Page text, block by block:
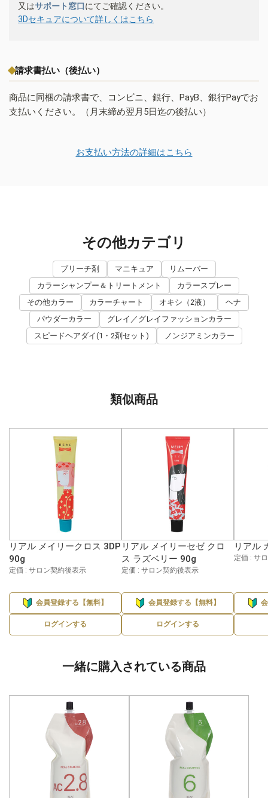
又はサポート窓口にてご確認ください。
3Dセキュアについて詳しくはこちら
請求書払い（後払い）
商品に同梱の請求書で、コンビニ、銀行、PayB、銀行Payでお
支払いください。（月末締め翌月5日迄の後払い）
お支払い方法の詳細はこちら
その他カテゴリ
ブリーチ剤 マニキュア
リムーバー
カラーシャンプー＆トリートメント
カラースプレー
その他カラー
カラーチャート オキシ（2液）
ヘナ
パウダーカラー
グレイ／グレイファッションカラー
スピードヘアダイ(1・2剤セット)
ノンジアミンカラー
類似商品
リアル メイリークロス 3DP
90g
定価 : サロン契約後表示
会員登録する【無料】
ログインする
リアル メイリーセゼ クロ
ス ラズベリー 90g
定価 : サロン契約後表示
会員登録する【無料】
ログインする
リアル
定価 : サ
一緒に購入されている商品